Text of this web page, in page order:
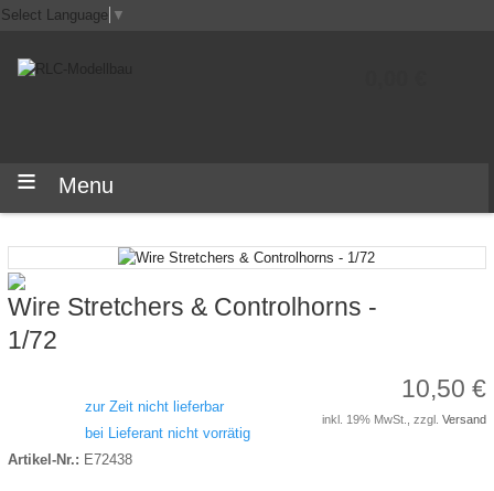
Select Language ▼
Menu
Wire Stretchers & Controlhorns -
1/72
zur Zeit nicht lieferbar
bei Lieferant nicht vorrätig
Artikel-Nr.: E72438
10,50 €
inkl. 19% MwSt., zzgl.Versand